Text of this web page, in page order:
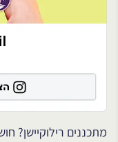
מתכננים רילוקיישן?